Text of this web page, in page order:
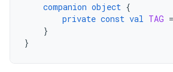
companion object {
private const val TAG =
}
}